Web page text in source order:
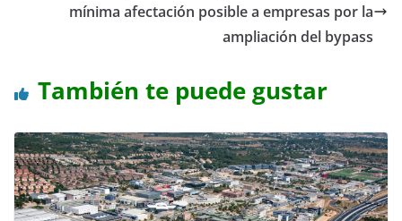
mínima afectación posible a empresas por la
ampliación del bypass
También te puede gustar